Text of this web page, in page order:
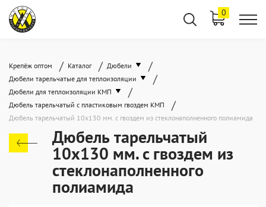
0
Крепёж оптом / Каталог / Дюбели /
Дюбели тарельчатые для теплоизоляции /
Дюбели для теплоизоляции КМП /
Дюбель тарельчатый с пластиковым гвоздем КМП /
Дюбель тарельчатый 10x130 мм. c гвоздем из стеклонаполненного полиамида
Дюбель тарельчатый
10x130 мм. c гвоздем из
стеклонаполненного
полиамида